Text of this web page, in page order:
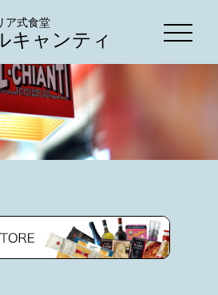
ア式食堂
キャンティ